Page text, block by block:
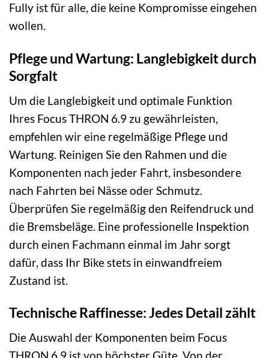
Fully ist für alle, die keine Kompromisse eingehen
wollen.
Pflege und Wartung: Langlebigkeit durch
Sorgfalt
Um die Langlebigkeit und optimale Funktion
Ihres Focus THRON 6.9 zu gewährleisten,
empfehlen wir eine regelmäßige Pflege und
Wartung. Reinigen Sie den Rahmen und die
Komponenten nach jeder Fahrt, insbesondere
nach Fahrten bei Nässe oder Schmutz.
Überprüfen Sie regelmäßig den Reifendruck und
die Bremsbeläge. Eine professionelle Inspektion
durch einen Fachmann einmal im Jahr sorgt
dafür, dass Ihr Bike stets in einwandfreiem
Zustand ist.
Technische Raffinesse: Jedes Detail zählt
Die Auswahl der Komponenten beim Focus